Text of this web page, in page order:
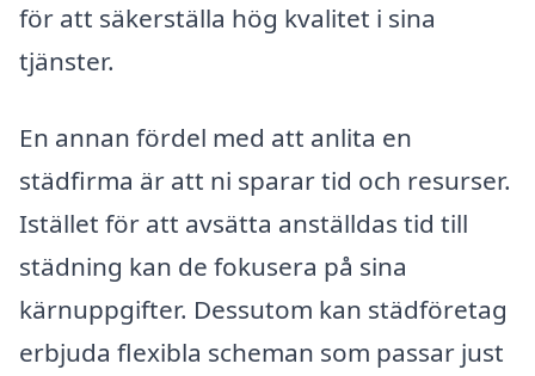
för att säkerställa hög kvalitet i sina
tjänster.
En annan fördel med att anlita en
städfirma är att ni sparar tid och resurser.
Istället för att avsätta anställdas tid till
städning kan de fokusera på sina
kärnuppgifter. Dessutom kan städföretag
erbjuda flexibla scheman som passar just